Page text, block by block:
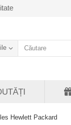
Hewlett Packard